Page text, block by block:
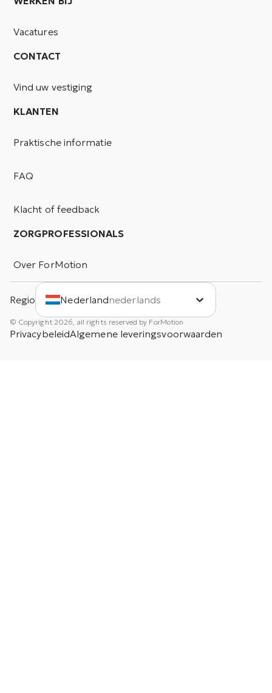
Vacatures
CONTACT
Vind uw vestiging
KLANTEN
Praktische informatie
FAQ
Klacht of feedback
ZORGPROFESSIONALS
Over ForMotion
Regio Nederlandnederlands
© Copyright 2026, all rights reserved by ForMotion
PrivacybeleidAlgemene leveringsvoorwaarden